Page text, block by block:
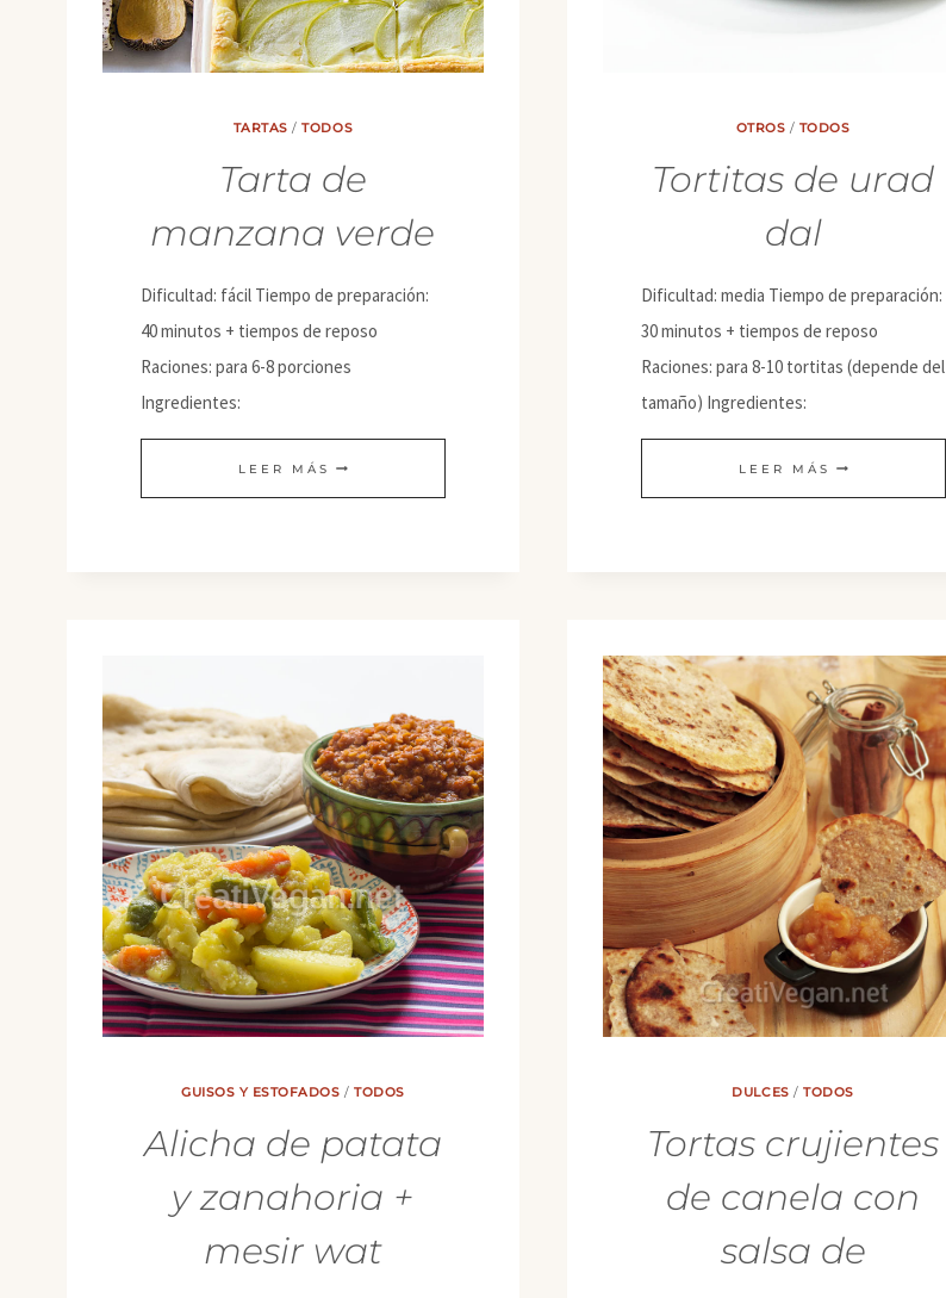
TARTAS /TODOS
Tarta de
manzana verde
Dificultad: fácil Tiempo de preparación:
40 minutos + tiempos de reposo
Raciones: para 6-8 porciones
Ingredientes:
LEER MÁS TARTA
DE
OTROS / TODOS
Tortitas de urad
dal
Dificultad: media Tiempo de preparación:
30 minutos + tiempos de reposo
Raciones: para 8-10 tortitas (depende del
tamaño) Ingredientes:
LEER MÁS TORTITAS
DE
GUISOS Y ESTOFADOS /TODOS
Alicha de patata
y zanahoria +
mesir wat
DULCES /TODOS
Tortas crujientes
de canela con
salsa de